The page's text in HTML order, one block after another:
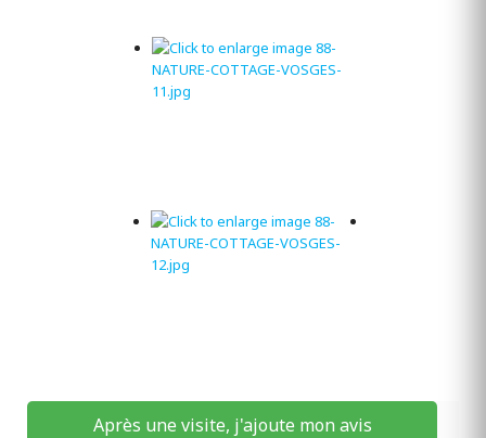
Après une visite, j'ajoute mon avis